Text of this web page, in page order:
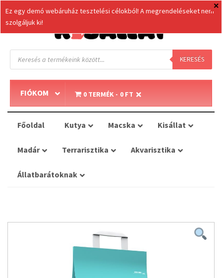
Products
search KERESÉS
FIÓKOM 0 TERMÉK 0 FT
Főoldal Kutya Macska Kisállat
Madár Terrarisztika Akvarisztika
Állatbarátoknak
Ez egy demó webáruház tesztelési célokból! A megrendeléseket nem
szolgáljuk ki!